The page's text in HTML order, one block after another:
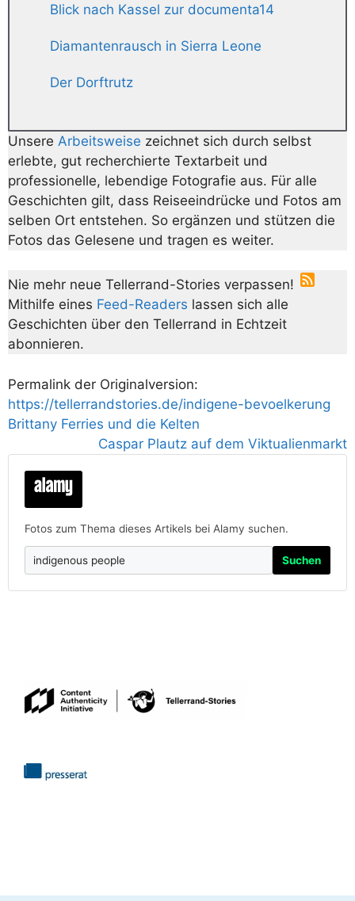
Blick nach Kassel zur documenta14
Diamantenrausch in Sierra Leone
Der Dorftrutz
Unsere Arbeitsweise zeichnet sich durch selbst
erlebte, gut recherchierte Textarbeit und
professionelle, lebendige Fotografie aus. Für alle
Geschichten gilt, dass Reiseeindrücke und Fotos am
selben Ort entstehen. So ergänzen und stützen die
Fotos das Gelesene und tragen es weiter.
Nie mehr neue Tellerrand-Stories verpassen!
Mithilfe eines Feed-Readers lassen sich alle
Geschichten über den Tellerrand in Echtzeit
abonnieren.
Permalink der Originalversion:
https://tellerrandstories.de/indigene-bevoelkerung
Brittany Ferries und die Kelten
Caspar Plautz auf dem Viktualienmarkt
Fotos zum Thema dieses Artikels bei Alamy suchen.
Suchen